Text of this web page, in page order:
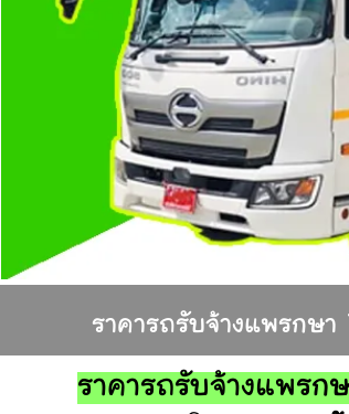
ราคารถรับจ้างแพรกษา
ราคารถรับจ้างแพรก